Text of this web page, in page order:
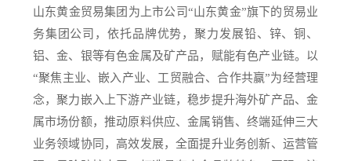
山东黄金贸易集团为上市公司“山东黄金”旗下的贸易业
务集团公司，依托品牌优势，聚力发展铅、锌、铜、
铝、金、银等有色金属及矿产品，赋能有色产业链。以
“聚焦主业、嵌入产业、工贸融合、合作共赢”为经营理
念，聚力嵌入上下游产业链，稳步提升海外矿产品、金
属市场份额，推动原料供应、金属销售、终端延伸三大
业务领域协同，高效发展，全面提升业务创新、运营管